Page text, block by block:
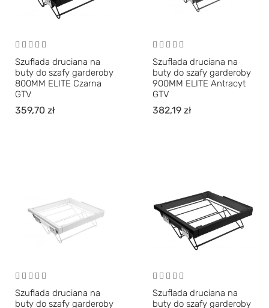
Szuflada druciana na
buty do szafy garderoby
800MM ELITE Czarna
GTV
359,70 zł
Szuflada druciana na
buty do szafy garderoby
900MM ELITE Antracyt
GTV
382,19 zł
Szuflada druciana na
buty do szafy garderoby
Szuflada druciana na
buty do szafy garderoby